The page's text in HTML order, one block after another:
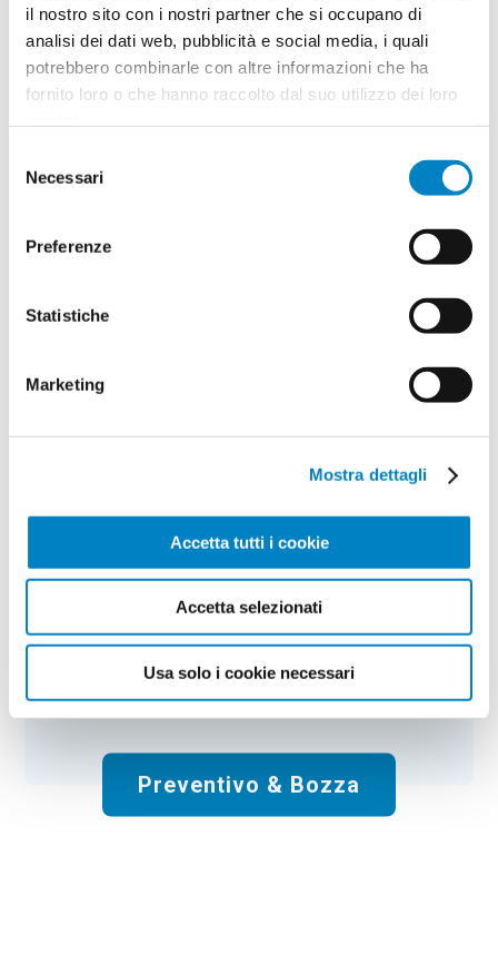
il nostro sito con i nostri partner che si occupano di
analisi dei dati web, pubblicità e social media, i quali
potrebbero combinarle con altre informazioni che ha
fornito loro o che hanno raccolto dal suo utilizzo dei loro
delNecessari
Preferenze
Statistiche
Marketing
Mostra dettagli
Accetta tutti i cookie
Accetta selezionati
Usa solo i cookie necessari
2 Quantità
Minimo: 100
Vuoi caricare il tuo logo o grafica adesso? Potrai
Riepilogo ordine:
Quantità:
100
Tempi di consegna:15 gg lavorativi
Spese di spedizione: Gratis
Totale: €418.00+ IVA
Preventivo & Bozza